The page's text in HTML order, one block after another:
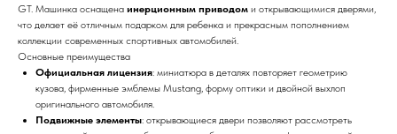
GT. Машинка оснащена инерционным приводом и открывающимися дверями,
что делает её отличным подарком для ребенка и прекрасным пополнением
коллекции современных спортивных автомобилей.
Основные преимущества
Официальная лицензия: миниатюра в деталях повторяет геометрию
кузова, фирменные эмблемы Mustang, форму оптики и двойной выхлоп
оригинального автомобиля.
Подвижные элементы: открывающиеся двери позволяют рассмотреть